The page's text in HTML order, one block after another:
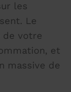
les
Le
de votre
et
massive de